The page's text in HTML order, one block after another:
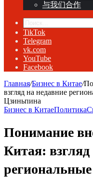
与我们合作
TikTok
Telegram
vk.com
YouTube
Facebook
Главная/Бизнес в Китае/
взгляд на недавние
Цзиньпина
Бизнес в КитаеПолитика
Понимание
Китая: